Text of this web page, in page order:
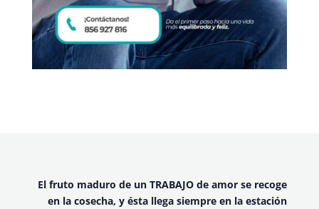
El fruto maduro de un TRABAJO de amor se recoge
en la cosecha, y ésta llega siempre en la estación